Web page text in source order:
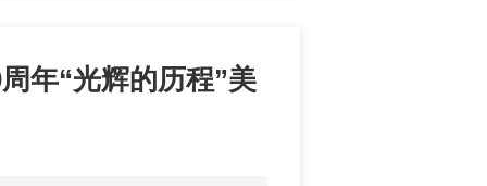
年“光辉的历程”美